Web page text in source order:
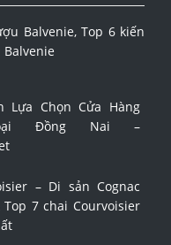
Balvenie, Top 6 kiến
Lựa Chọn Cửa Hàng
Đồng Nai –
– Di sản Cognac
7 chai Courvoisier